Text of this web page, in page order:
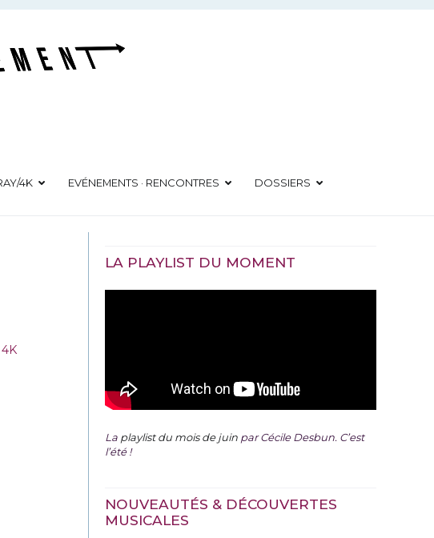
4K EVÉNEMENTS · RENCONTRES DOSSIERS
LA PLAYLIST DU MOMENT
La playlist du mois de juin par Cécile Desbun. C’est
l’été !
NOUVEAUTÉS & DÉCOUVERTES
MUSICALES